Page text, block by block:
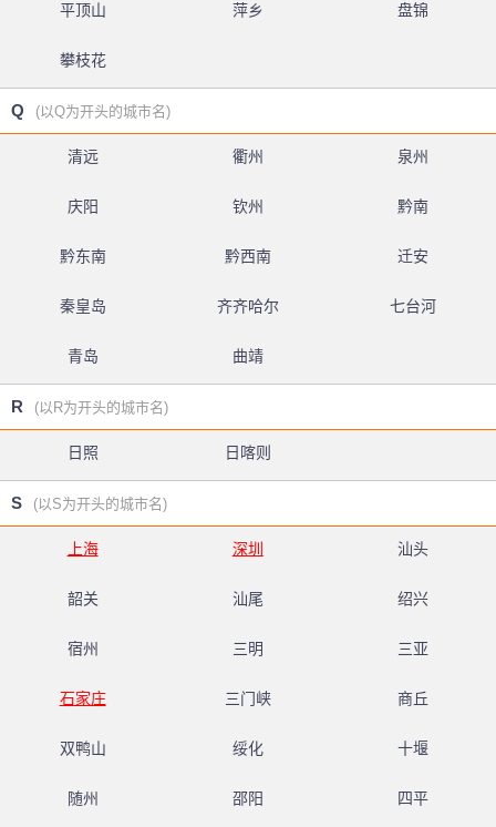
平顶山 萍乡 盘锦
攀枝花
Q (以Q为开头的城市名)
清远 衢州 泉州
庆阳 钦州 黔南
黔东南 黔西南 迁安
秦皇岛 齐齐哈尔 七台河
青岛 曲靖
R (以R为开头的城市名)
日照 日喀则
S (以S为开头的城市名)
上海 深圳 汕头
韶关 汕尾 绍兴
宿州 三明 三亚
石家庄 三门峡 商丘
双鸭山 绥化 十堰
随州 邵阳 四平